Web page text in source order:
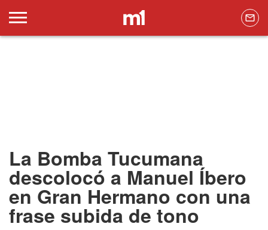
La Bomba Tucumana
descolocó a Manuel Íbero
en Gran Hermano con una
frase subida de tono